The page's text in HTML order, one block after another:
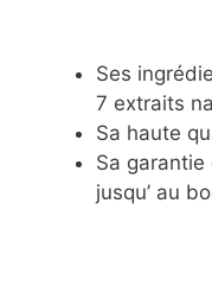
Ses
7 extraits
Sa haute
Sa
jusqu’ au